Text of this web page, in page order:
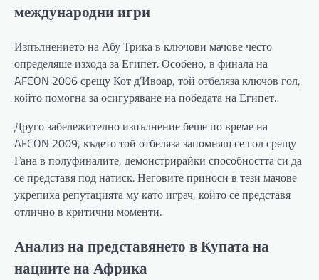
международни игри
Изпълнението на Абу Трика в ключови мачове често
определяше изхода за Египет. Особено, в финала на
AFCON 2006 срещу Кот д’Ивоар, той отбеляза ключов гол,
който помогна за осигуряване на победата на Египет.
Друго забележително изпълнение беше по време на
AFCON 2009, където той отбеляза запомнящ се гол срещу
Гана в полуфиналите, демонстрирайки способността си да
се представя под натиск. Неговите приноси в тези мачове
укрепиха репутацията му като играч, който се представя
отлично в критични моменти.
Анализ на представянето в Купата на
нациите на Африка